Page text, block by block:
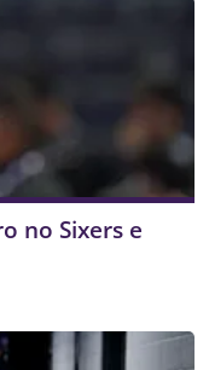
no Sixers e